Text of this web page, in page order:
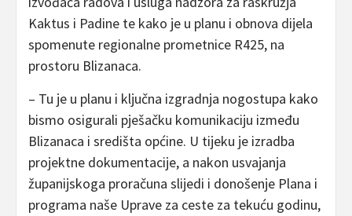
Kaktus i Padine te kako je u planu i obnova dijela
spomenute regionalne prometnice R425, na
prostoru Blizanaca.
– Tu je u planu i ključna izgradnja nogostupa kako
bismo osigurali pješačku komunikaciju između
Blizanaca i središta općine. U tijeku je izradba
projektne dokumentacije, a nakon usvajanja
županijskoga proračuna slijedi i donošenje Plana i
programa naše Uprave za ceste za tekuću godinu,